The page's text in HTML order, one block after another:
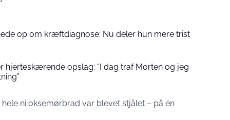
op om kræftdiagnose: Nu deler hun mere trist
hjerteskærende opslag: “I dag traf Morten og jeg
ni oksemørbrad var blevet stjålet – på én